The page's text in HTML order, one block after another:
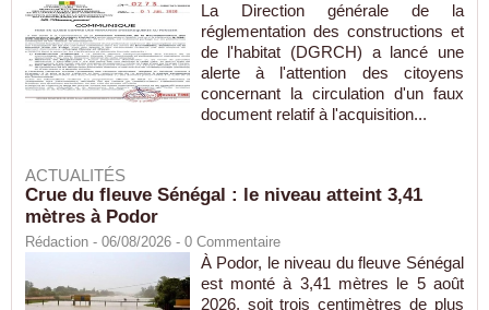
La Direction générale de la
réglementation des constructions et
de l'habitat (DGRCH) a lancé une
alerte à l'attention des citoyens
concernant la circulation d'un faux
document relatif à l'acquisition...
ACTUALITÉS
Crue du fleuve Sénégal : le niveau atteint 3,41
mètres à Podor
Rédaction - 06/08/2026 - 0 Commentaire
À Podor, le niveau du fleuve Sénégal
est monté à 3,41 mètres le 5 août
2026, soit trois centimètres de plus